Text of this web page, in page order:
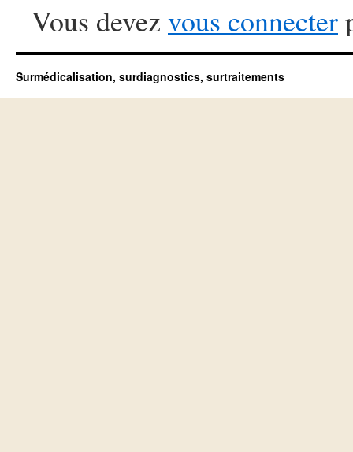
Vous devez vous connecter
Surmédicalisation, surdiagnostics, surtraitements